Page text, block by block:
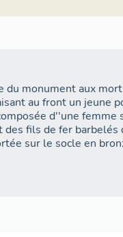
du monument aux
au front un jeune
d''une
des fils de fer
sur le socle en